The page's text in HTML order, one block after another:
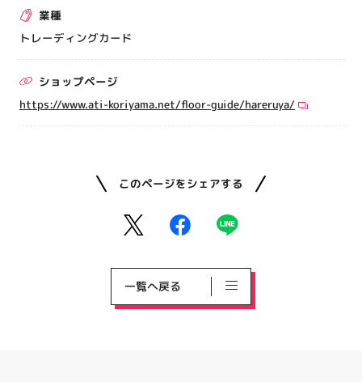
催事出店募集
アティビジョンについて
業種
トレーディングカード
ショップページ
https://www.ati-koriyama.net/floor-guide/hareruya/
このページをシェアする
一覧へ戻る